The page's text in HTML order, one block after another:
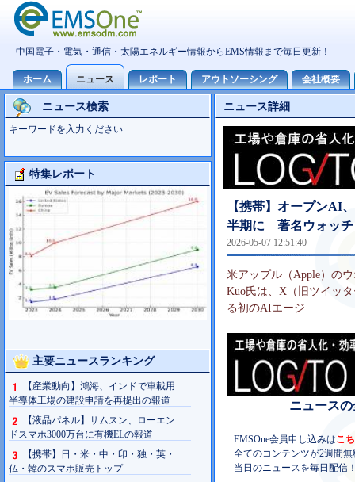
ニュース検索
キーワードを入力ください
特集レポート
Foxconn事業分析
主要ニュースランキング
【産業動向】鴻海、インドで車載用
半導体工場の建設申請を再提出の報道
【液晶パネル】サムスン、ローエン
ドスマホ3000万台に有機ELの報道
【携帯】日・米・中・印・独・英・
仏・韓のスマホ販売トップ
ニュース詳細
【携帯】オープンAI
半期に 著名ウォッチ
2026-05-07 12:51:40
米アップル（Apple）の
Kuo氏は、X（旧ツイッ
る初のAIエージ
ニュース
EMSOne会員申し込みはこ
全てのコンテンツが2週間
当日のニュースを毎日配信